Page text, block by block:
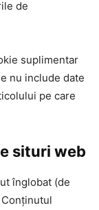
de
suplimentar
nu include date
pe care
situri web
înglobat (de